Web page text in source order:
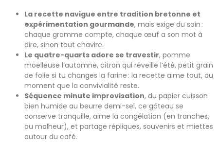
La recette navigue entre tradition bretonne et
expérimentation gourmande, mais exige du soin :
chaque gramme compte, chaque œuf a son mot à
dire, sinon tout chavire.
Le quatre-quarts adore se travestir, pomme
moelleuse l’automne, citron qui réveille l’été, petit grain
de folie si tu changes la farine : la recette aime tout, du
moment que la convivialité reste.
Séquence minute improvisation, du papier cuisson
bien humide au beurre demi-sel, ce gâteau se
conserve tranquille, aime la congélation (en tranches,
ou malheur), et partage répliques, souvenirs et miettes
autour du café.